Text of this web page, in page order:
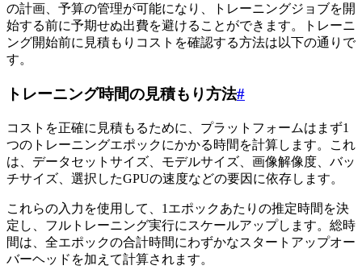
の計画、予算の管理が可能になり、トレーニングジョブを開
始する前に予期せぬ出費を避けることができます。トレーニ
ング開始前に見積もりコストを確認する方法は以下の通りで
す。
トレーニング時間の見積もり方法#
コストを正確に見積もるために、プラットフォームはまず1
つのトレーニングエポックにかかる時間を計算します。これ
は、データセットサイズ、モデルサイズ、画像解像度、バッ
チサイズ、選択したGPUの速度などの要因に依存します。
これらの入力を使用して、1エポックあたりの推定時間を決
定し、フルトレーニング実行にスケールアップします。総時
間は、全エポックの合計時間にわずかなスタートアップオー
バーヘッドを加えて計算されます。